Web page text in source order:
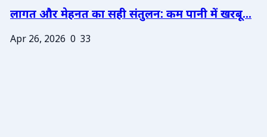
लागत और मेहनत का सही संतुलन: कम पानी में खरबू...
Apr 26, 2026 0 33